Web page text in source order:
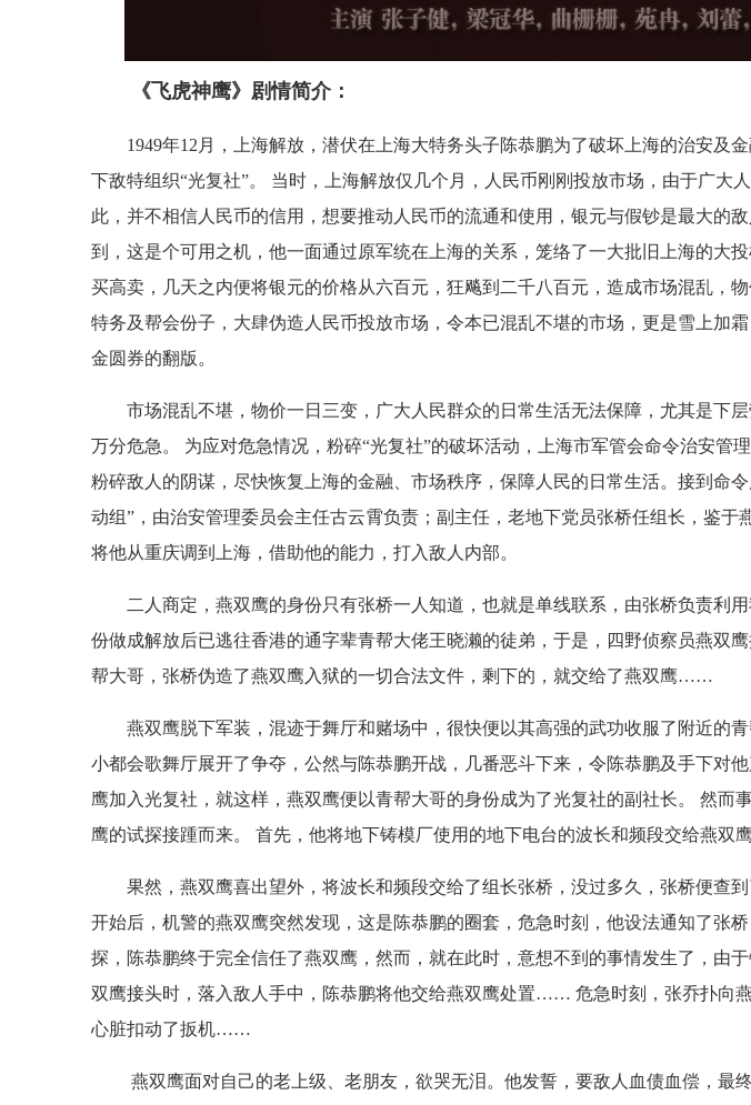
《飞虎神鹰》剧情简介：
1949年12月，上海解放，潜伏在上海大特务头子陈恭鹏为了破坏上海的治安及
下敌特组织“光复社”。 当时，上海解放仅几个月，人民币刚刚投放市场，由于广大
此，并不相信人民币的信用，想要推动人民币的流通和使用，银元与假钞是最大的
到，这是个可用之机，他一面通过原军统在上海的关系，笼络了一大批旧上海的大
买高卖，几天之内便将银元的价格从六百元，狂飚到二千八百元，造成市场混乱，
特务及帮会份子，大肆伪造人民币投放市场，令本已混乱不堪的市场，更是雪上加
金圆券的翻版。
市场混乱不堪，物价一日三变，广大人民群众的日常生活无法保障，尤其是下
万分危急。 为应对危急情况，粉碎“光复社”的破坏活动，上海市军管会命令治安管
粉碎敌人的阴谋，尽快恢复上海的金融、市场秩序，保障人民的日常生活。接到命
动组”，由治安管理委员会主任古云霄负责；副主任，老地下党员张桥任组长，鉴于
将他从重庆调到上海，借助他的能力，打入敌人内部。
二人商定，燕双鹰的身份只有张桥一人知道，也就是单线联系，由张桥负责利
份做成解放后已逃往香港的通字辈青帮大佬王晓濑的徒弟，于是，四野侦察员燕双
帮大哥，张桥伪造了燕双鹰入狱的一切合法文件，剩下的，就交给了燕双鹰……
燕双鹰脱下军装，混迹于舞厅和赌场中，很快便以其高强的武功收服了附近的
小都会歌舞厅展开了争夺，公然与陈恭鹏开战，几番恶斗下来，令陈恭鹏及手下对
鹰加入光复社，就这样，燕双鹰便以青帮大哥的身份成为了光复社的副社长。 然而
鹰的试探接踵而来。 首先，他将地下铸模厂使用的地下电台的波长和频段交给燕双
果然，燕双鹰喜出望外，将波长和频段交给了组长张桥，没过多久，张桥便查
开始后，机警的燕双鹰突然发现，这是陈恭鹏的圈套，危急时刻，他设法通知了张
探，陈恭鹏终于完全信任了燕双鹰，然而，就在此时，意想不到的事情发生了，由
双鹰接头时，落入敌人手中，陈恭鹏将他交给燕双鹰处置…… 危急时刻，张乔扑向
心脏扣动了扳机……
燕双鹰面对自己的老上级、老朋友，欲哭无泪。他发誓，要敌人血债血偿，最